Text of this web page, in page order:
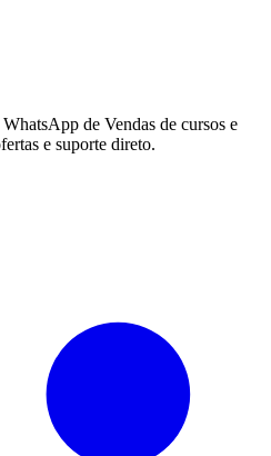
de Vendas de cursos e
e suporte direto.